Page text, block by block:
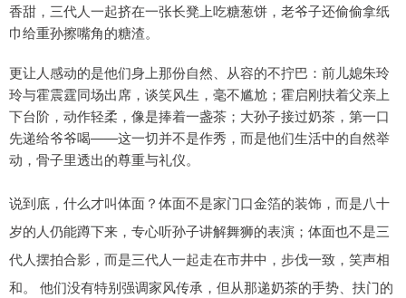
香甜，三代人一起挤在一张长凳上吃糖葱饼，老爷子还偷偷拿纸
巾给重孙擦嘴角的糖渣。
更让人感动的是他们身上那份自然、从容的不拧巴：前儿媳朱玲
玲与霍震霆同场出席，谈笑风生，毫不尴尬；霍启刚扶着父亲上
下台阶，动作轻柔，像是捧着一盏茶；大孙子接过奶茶，第一口
先递给爷爷喝——这一切并不是作秀，而是他们生活中的自然举
动，骨子里透出的尊重与礼仪。
说到底，什么才叫体面？体面不是家门口金箔的装饰，而是八十
岁的人仍能蹲下来，专心听孙子讲解舞狮的表演；体面也不是三
代人摆拍合影，而是三代人一起走在市井中，步伐一致，笑声相
和。 他们没有特别强调家风传承，但从那递奶茶的手势、扶门的